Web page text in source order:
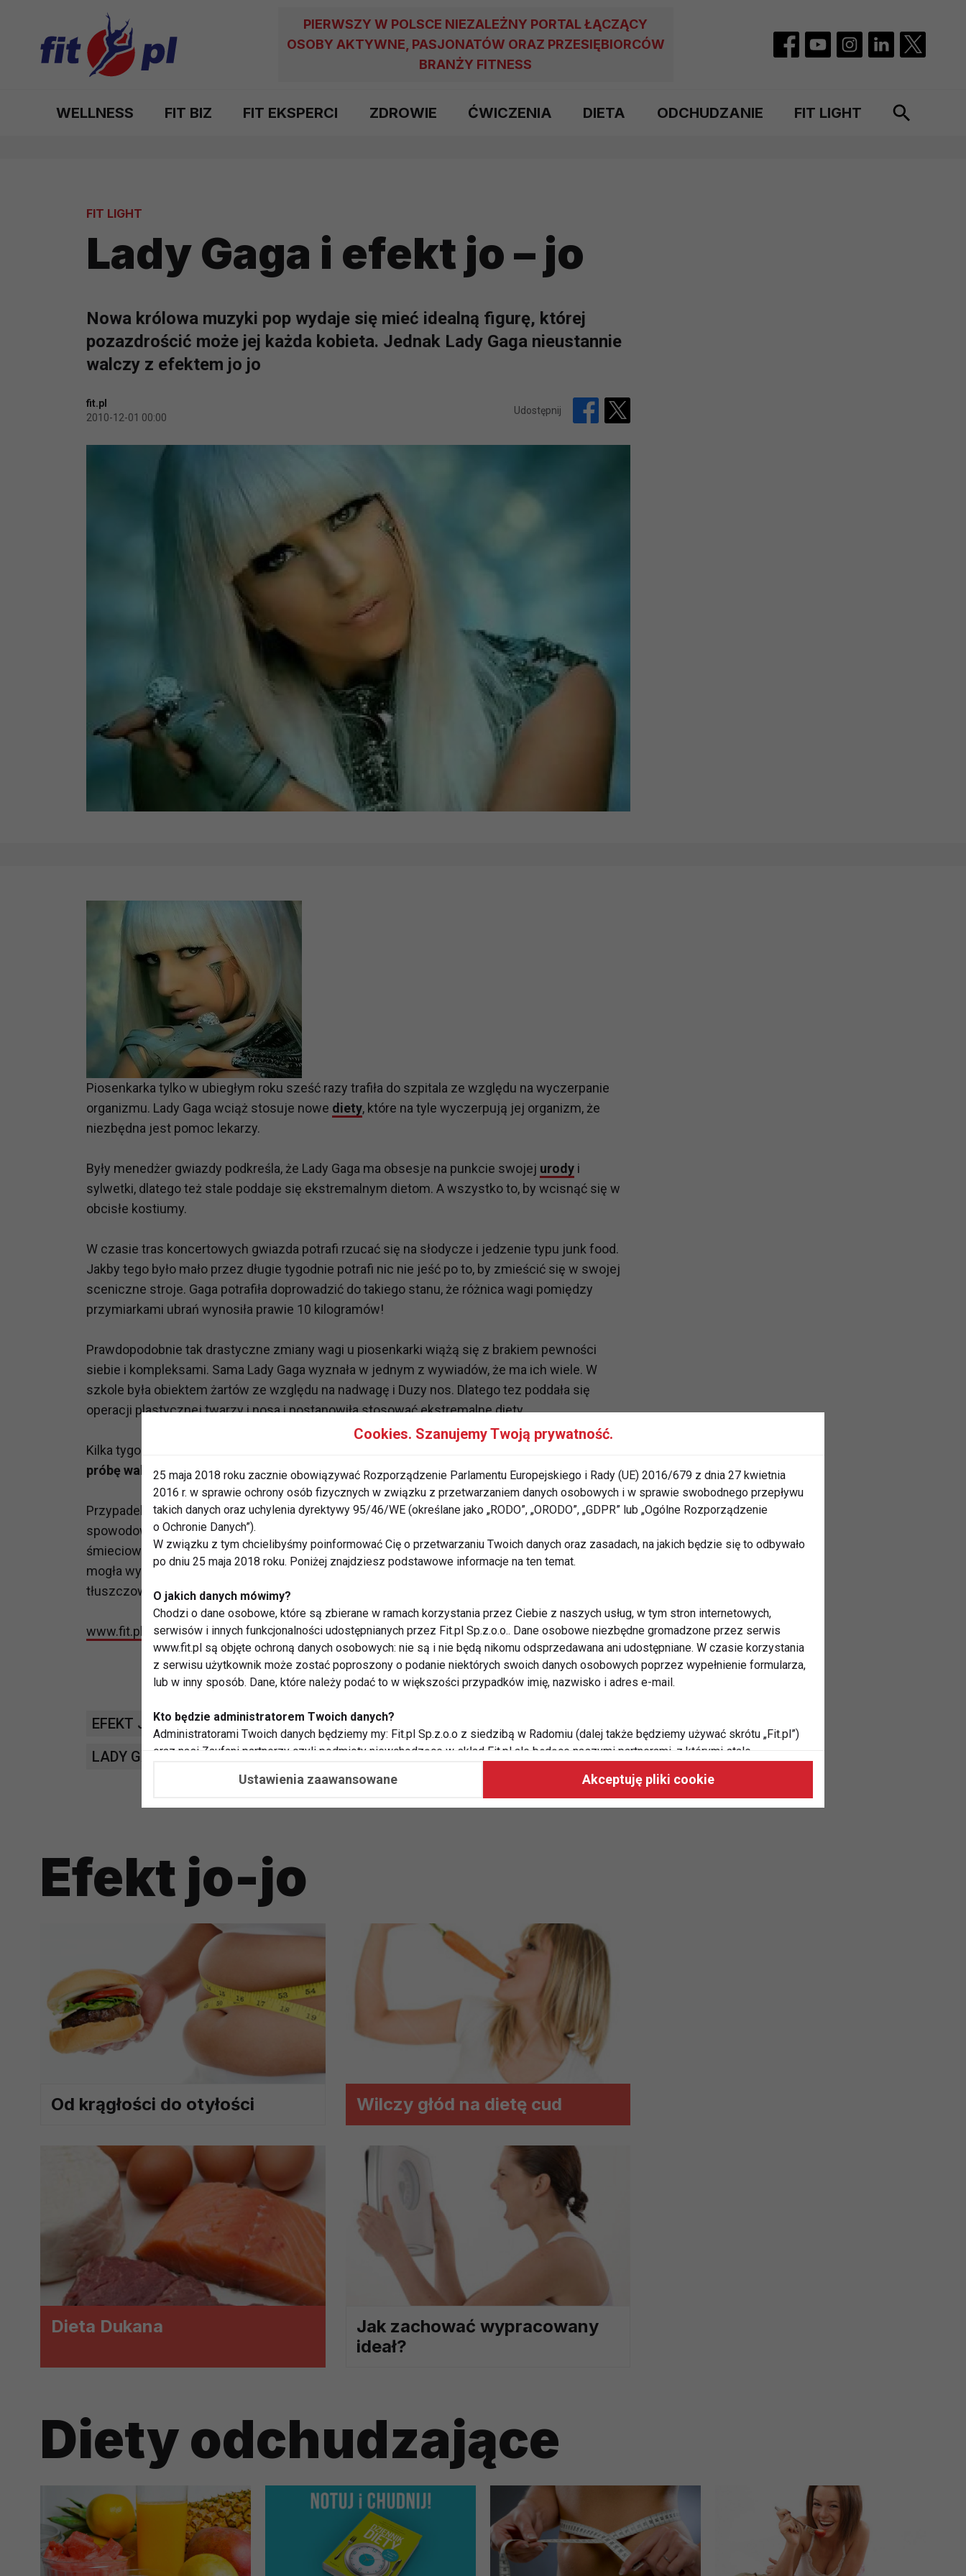
PIERWSZY W POLSCE NIEZALEŻNY PORTAL ŁĄCZĄCY
OSOBY AKTYWNE, PASJONATÓW ORAZ PRZESIĘBIORCÓW
BRANŻY FITNESS
WELLNESS FIT BIZ FIT EKSPERCI ZDROWIE ĆWICZENIA DIETA ODCHUDZANIE FIT LIGHT
FIT LIGHT
Lady Gaga i efekt jo – jo
Nowa królowa muzyki pop wydaje się mieć idealną figurę, której
pozazdrościć może jej każda kobieta. Jednak Lady Gaga nieustannie
walczy z efektem jo jo
fit.pl
2010-12-01 00:00
Udostępnij
Piosenkarka tylko w ubiegłym roku sześć razy trafiła do szpitala ze względu na wyczerpanie
organizmu. Lady Gaga wciąż stosuje nowe diety, które na tyle wyczerpują jej organizm, że
niezbędna jest pomoc lekarzy.
Były menedżer gwiazdy podkreśla, że Lady Gaga ma obsesje na punkcie swojej urody i
sylwetki, dlatego też stale poddaje się ekstremalnym dietom. A wszystko to, by wcisnąć się w
obcisłe kostiumy.
W czasie tras koncertowych gwiazda potrafi rzucać się na słodycze i jedzenie typu junk food.
Jakby tego było mało przez długie tygodnie potrafi nic nie jeść po to, by zmieścić się w swojej
sceniczne stroje. Gaga potrafiła doprowadzić do takiego stanu, że różnica wagi pomiędzy
przymiarkami ubrań wynosiła prawie 10 kilogramów!
Prawdopodobnie tak drastyczne zmiany wagi u piosenkarki wiążą się z brakiem pewności
siebie i kompleksami. Sama Lady Gaga wyznała w jednym z wywiadów, że ma ich wiele. W
szkole była obiektem żartów ze względu na nadwagę i Duzy nos. Dlatego tez poddała się
operacji plastycznej twarzy i nosa i postanowiła stosować ekstremalne diety.
Kilka tygodni temu Laurie Ann Gibson, choreografka gwiazdy ujawniła, że Lady Gaga podjęła
próbę walki ze złymi nawykami.
Przypadek Lady Gaga pokazuje, że można byćwychudzonym grubasem.Głodzenie się
spowodowało, że metabolizm gwiazdy został całkowicie rozregulowany. Kiedy stawiała na
śmieciowe jedzenie, ciało artystki koncentrowało się na magazynowaniu tłuszczu, przez co
mogła wyglądać szczupło na zewnątrz, ale w środku przybywało jej jedynie tkanki
tłuszczowej.
www.fit.pl
EFEKT JO-JO DIETY ODCHUDZAJĄCE
ZABURZENIA ODŻYWIANIA
LADY GAGA
Efekt jo-jo
Od krągłości do otyłości Wilczy głód na dietę cud
Dieta Dukana
Jak zachować wypracowany
ideał?
Diety odchudzające
Cookies. Szanujemy Twoją prywatność.
25 maja 2018 roku zacznie obowiązywać Rozporządzenie Parlamentu Europejskiego i Rady (UE) 2016/679 z dnia 27 kwietnia
2016 r. w sprawie ochrony osób fizycznych w związku z przetwarzaniem danych osobowych i w sprawie swobodnego przepływu
takich danych oraz uchylenia dyrektywy 95/46/WE (określane jako „RODO”, „ORODO”, „GDPR” lub „Ogólne Rozporządzenie
o Ochronie Danych”).
W związku z tym chcielibyśmy poinformować Cię o przetwarzaniu Twoich danych oraz zasadach, na jakich będzie się to odbywało
po dniu 25 maja 2018 roku. Poniżej znajdziesz podstawowe informacje na ten temat.
O jakich danych mówimy?
Chodzi o dane osobowe, które są zbierane w ramach korzystania przez Ciebie z naszych usług, w tym stron internetowych,
serwisów i innych funkcjonalności udostępnianych przez Fit.pl Sp.z.o.o.. Dane osobowe niezbędne gromadzone przez serwis
www.fit.pl są objęte ochroną danych osobowych: nie są i nie będą nikomu odsprzedawana ani udostępniane. W czasie korzystania
z serwisu użytkownik może zostać poproszony o podanie niektórych swoich danych osobowych poprzez wypełnienie formularza,
lub w inny sposób. Dane, które należy podać to w większości przypadków imię, nazwisko i adres e-mail.
Kto będzie administratorem Twoich danych?
Administratorami Twoich danych będziemy my: Fit.pl Sp.z.o.o z siedzibą w Radomiu (dalej także będziemy używać skrótu „Fit.pl”)
oraz nasi Zaufani partnerzy czyli podmioty niewchodzące w skład Fit.pl ale będące naszymi partnerami, z którymi stale
potrzeb i zainteresowań.
dopasować treści stron i ich tematykę, w tym tematykę ukazujących się tam materiałów do Twoich zainteresowań oraz do
przeprowadzania konkursów z nagrodami,
zapewnić Ci większe bezpieczeństwo usług, w tym aby wykryć ewentualne boty, oszustwa czy nadużycia,
pokazywać Ci reklamy dopasowane do Twoich potrzeb i zainteresowań,
dokonywać pomiarów, które pozwalają nam udoskonalać nasze usługi i sprawić, że będą maksymalnie odpowiadać Twoim
potrzebom
Komu możemy przekazać dane?
Zgodnie z obowiązującym prawem Twoje dane możemy przekazywać podmiotom przetwarzającym je na nasze zlecenie,
np. agencjom marketingowym, podwykonawcom naszych usług oraz podmiotom uprawnionym do uzyskania danych na podstawie
obowiązującego prawa np. sądy lub organy ścigania – oczywiście tylko gdy wystąpią z żądaniem w oparciu o stosowną podstawę
prawną. Pragniemy też wspomnieć, że na większości stron internetowych dane o ruchu użytkowników zbierane są przez naszych
Zaufanych parterów.
Jakie masz prawa w stosunku do Twoich danych?
Masz między innymi prawo do żądania dostępu do danych, sprostowania, usunięcia lub ograniczenia ich przetwarzania. Możesz
szczegółowo tutaj.
Jakie są podstawy prawne przetwarzania Twoich danych?
Każde przetwarzanie Twoich danych musi być oparte na właściwej, zgodnej z obowiązującymi przepisami, podstawie prawnej.
Podstawą prawną przetwarzania Twoich danych w celu świadczenia usług, w tym dopasowywania ich do Twoich zainteresowań,
analizowania ich i udoskonalania oraz zapewniania ich bezpieczeństwa jest niezbędność do wykonania umów o ich świadczenie
(tymi umowami są zazwyczaj regulaminy lub podobne dokumenty dostępne w usługach, z których korzystasz). Taką podstawą
prawną dla pomiarów statystycznych i marketingu własnego administratorów jest tzw. uzasadniony interes administratora.
Przetwarzanie Twoich danych w celach marketingowych podmiotów trzecich będzie odbywać się na podstawie Twojej dobrowolnej
zgody.
Ustawienia zaawansowane Akceptuję pliki cookie